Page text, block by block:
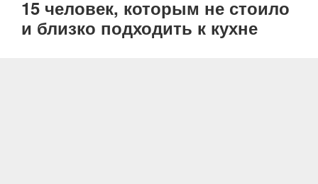
15 человек, которым не стоило
и близко подходить к кухне